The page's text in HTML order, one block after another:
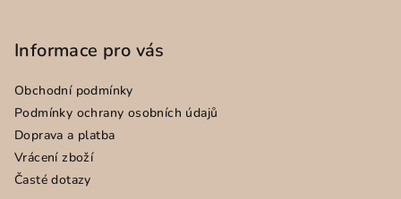
Informace pro vás
Obchodní podmínky
Podmínky ochrany osobních údajů
Doprava a platba
Vrácení zboží
Časté dotazy